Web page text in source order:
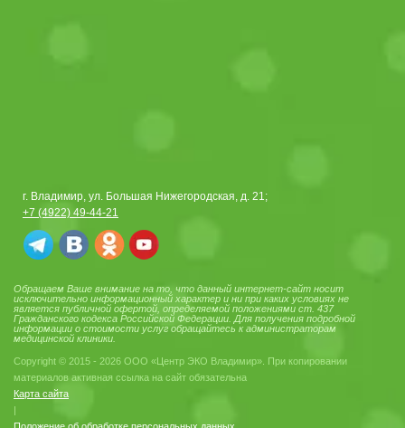
г. Владимир, ул. Большая Нижегородская, д. 21;
+7 (4922) 49-44-21
Обращаем Ваше внимание на то, что данный интернет-сайт носит
исключительно информационный характер и ни при каких условиях не
является публичной офертой, определяемой положениями ст. 437
Гражданского кодекса Российской Федерации. Для получения подробной
информации о стоимости услуг обращайтесь к администраторам
медицинской клиники.
Copyright © 2015 - 2026 ООО «Центр ЭКО Владимир». При копировании
материалов активная ссылка на сайт обязательна
Карта сайта
|